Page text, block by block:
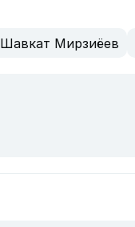
Шавкат Мирзиёев